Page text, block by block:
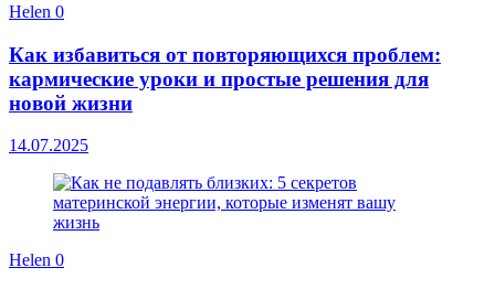
Helen 0
Как избавиться от повторяющихся проблем:
кармические уроки и простые решения для
новой жизни
14.07.2025
Helen 0